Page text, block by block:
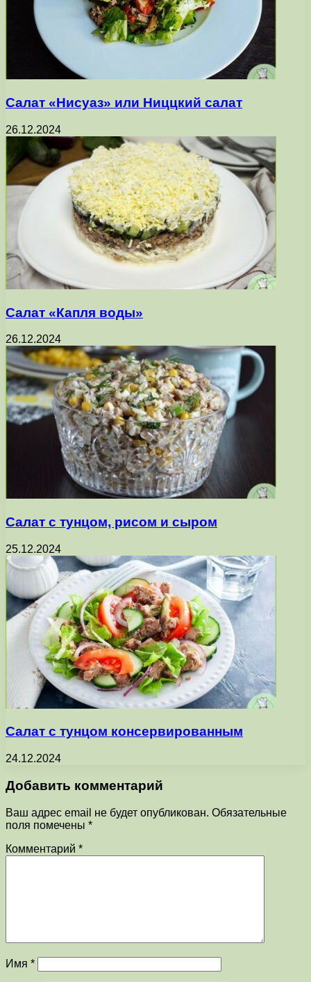
Салат «Нисуаз» или Ниццкий салат
26.12.2024
Салат «Капля воды»
26.12.2024
Салат с тунцом, рисом и сыром
25.12.2024
Салат с тунцом консервированным
24.12.2024
Добавить комментарий
Ваш адрес email не будет опубликован. Обязательные
поля помечены *
Комментарий *
Имя *